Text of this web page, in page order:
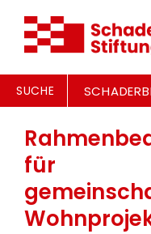
SUCHE
für